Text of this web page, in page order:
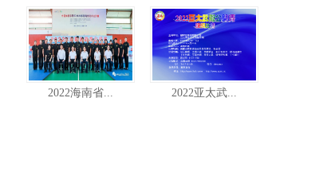
2022海南省... 2022亚太武...